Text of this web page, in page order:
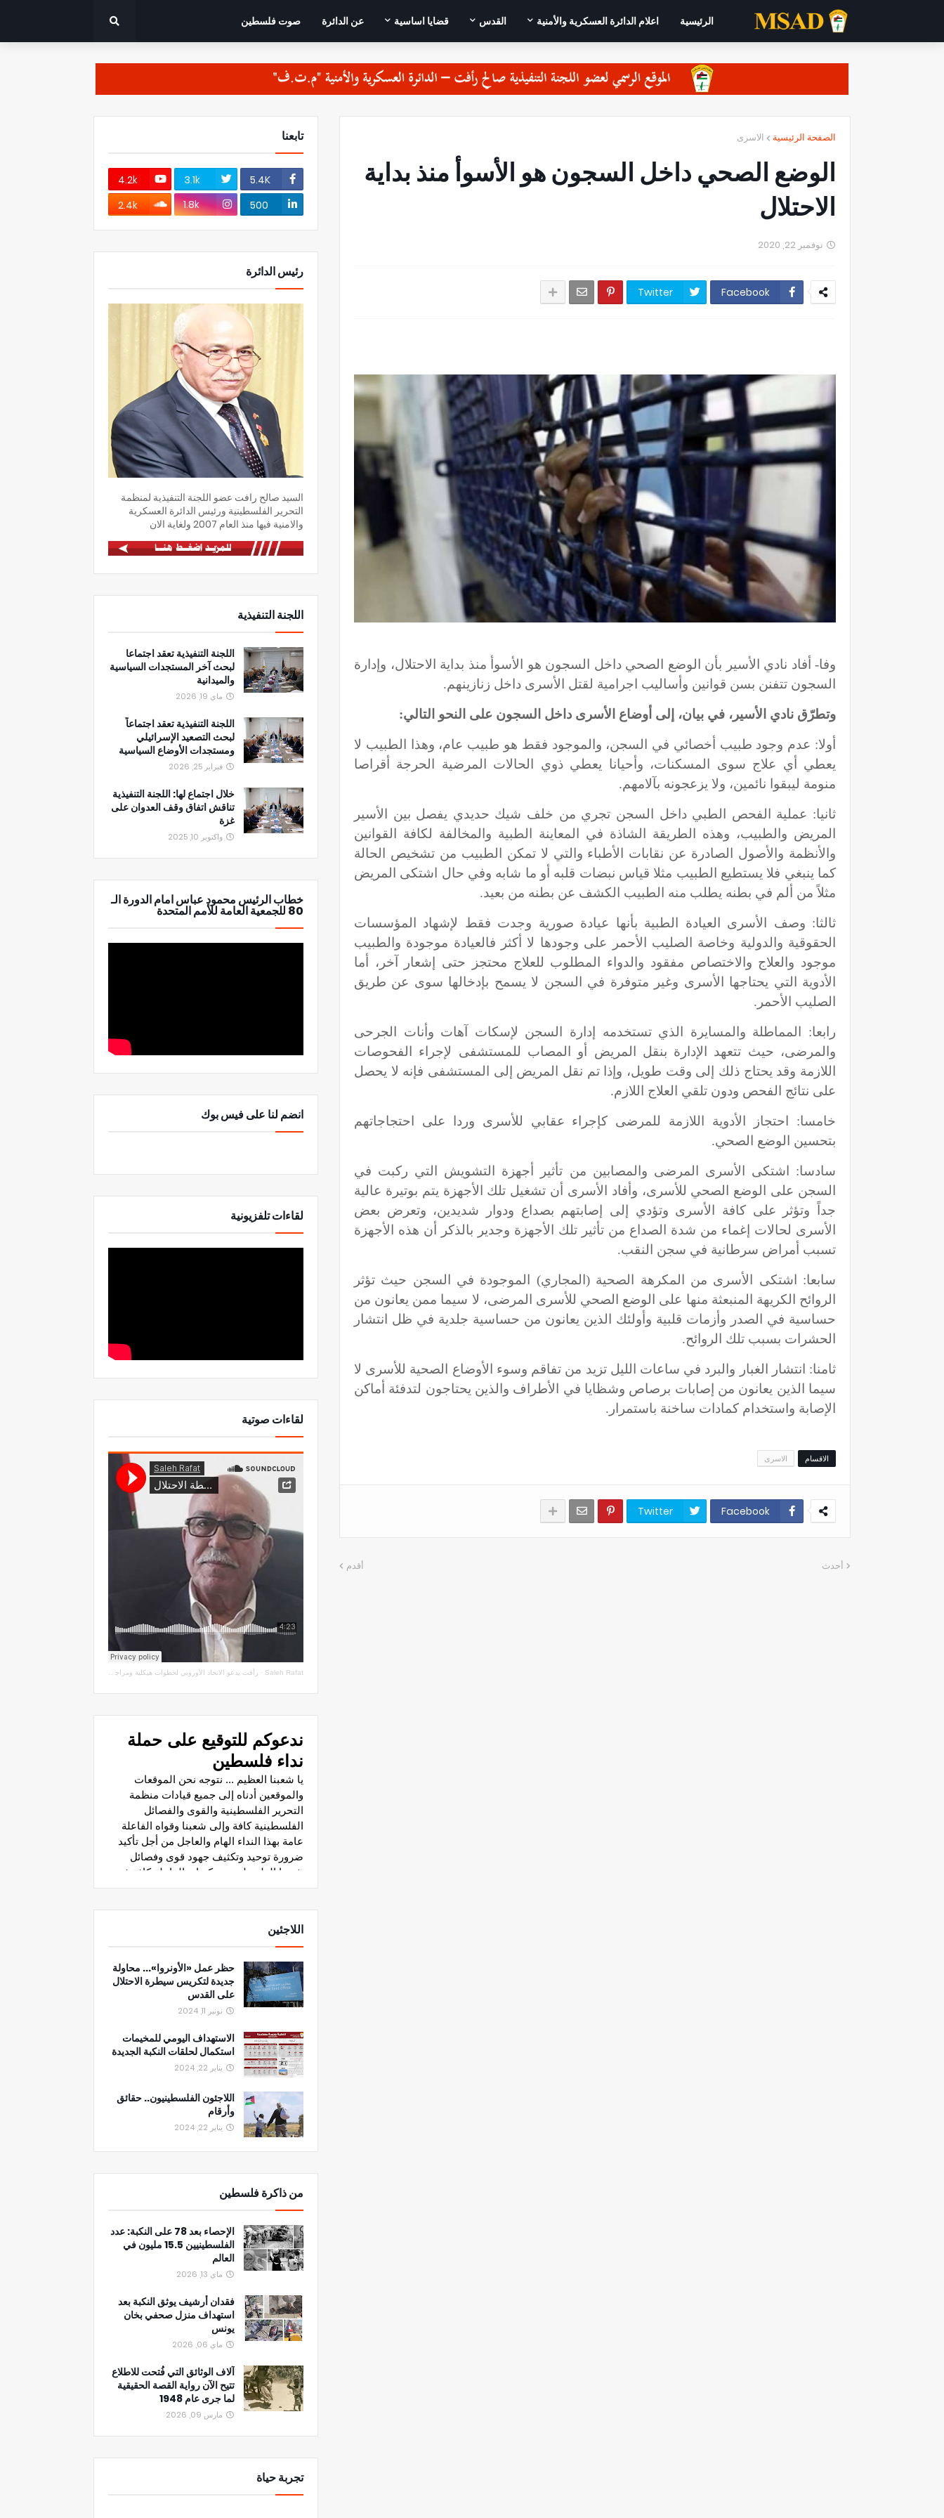
الرئيسية اعلام الدائرة العسكرية والأمنية القدس قضايا اساسية عن الدائرة صوت فلسطين
الصفحة الرئيسية الاسرى
الوضع الصحي داخل السجون هو الأسوأ منذ بداية
الاحتلال
نوفمبر 22, 2020
Facebook
Twitter
وفا- أفاد نادي الأسير بأن الوضع الصحي داخل السجون هو الأسوأ منذ بداية الاحتلال، وإدارة
السجون تتفنن بسن قوانين وأساليب اجرامية لقتل الأسرى داخل زنازينهم.
وتطرّق نادي الأسير، في بيان، إلى أوضاع الأسرى داخل السجون على النحو التالي:
أولا: عدم وجود طبيب أخصائي في السجن، والموجود فقط هو طبيب عام، وهذا الطبيب لا
يعطي أي علاج سوى المسكنات، وأحيانا يعطي ذوي الحالات المرضية الحرجة أقراصا
منومة ليبقوا نائمين، ولا يزعجونه بآلامهم.
ثانيا: عملية الفحص الطبي داخل السجن تجري من خلف شيك حديدي يفصل بين الأسير
المريض والطبيب، وهذه الطريقة الشاذة في المعاينة الطبية والمخالفة لكافة القوانين
والأنظمة والأصول الصادرة عن نقابات الأطباء والتي لا تمكن الطبيب من تشخيص الحالة
كما ينبغي فلا يستطيع الطبيب مثلا قياس نبضات قلبه أو ما شابه وفي حال اشتكى المريض
مثلاً من ألم في بطنه يطلب منه الطبيب الكشف عن بطنه من بعيد.
ثالثا: وصف الأسرى العيادة الطبية بأنها عيادة صورية وجدت فقط لإشهاد المؤسسات
الحقوقية والدولية وخاصة الصليب الأحمر على وجودها لا أكثر فالعيادة موجودة والطبيب
موجود والعلاج والاختصاص مفقود والدواء المطلوب للعلاج محتجز حتى إشعار آخر، أما
الأدوية التي يحتاجها الأسرى وغير متوفرة في السجن لا يسمح بإدخالها سوى عن طريق
الصليب الأحمر.
رابعا: المماطلة والمسايرة الذي تستخدمه إدارة السجن لإسكات آهات وأنات الجرحى
والمرضى، حيث تتعهد الإدارة بنقل المريض أو المصاب للمستشفى لإجراء الفحوصات
اللازمة وقد يحتاج ذلك إلى وقت طويل، وإذا تم نقل المريض إلى المستشفى فإنه لا يحصل
على نتائج الفحص ودون تلقي العلاج اللازم.
خامسا: احتجاز الأدوية اللازمة للمرضى كإجراء عقابي للأسرى وردا على احتجاجاتهم
بتحسين الوضع الصحي.
سادسا: اشتكى الأسرى المرضى والمصابين من تأثير أجهزة التشويش التي ركبت في
السجن على الوضع الصحي للأسرى، وأفاد الأسرى أن تشغيل تلك الأجهزة يتم بوتيرة عالية
جداً وتؤثر على كافة الأسرى وتؤدي إلى إصابتهم بصداع ودوار شديدين، وتعرض بعض
الأسرى لحالات إغماء من شدة الصداع من تأثير تلك الأجهزة وجدير بالذكر أن هذه الأجهزة
تسبب أمراض سرطانية في سجن النقب.
سابعا: اشتكى الأسرى من المكرهة الصحية (المجاري) الموجودة في السجن حيث تؤثر
الروائح الكريهة المنبعثة منها على الوضع الصحي للأسرى المرضى، لا سيما ممن يعانون من
حساسية في الصدر وأزمات قلبية وأولئك الذين يعانون من حساسية جلدية في ظل انتشار
الحشرات بسبب تلك الروائح.
ثامنا: انتشار الغبار والبرد في ساعات الليل تزيد من تفاقم وسوء الأوضاع الصحية للأسرى لا
سيما الذين يعانون من إصابات برصاص وشظايا في الأطراف والذين يحتاجون لتدفئة أماكن
الإصابة واستخدام كمادات ساخنة باستمرار.
الاقسام الاسرى
Facebook
Twitter
أحدث أقدم
تابعنا
5.4K
3.1k
4.2k
500
1.8k
2.4k
رئيس الدائرة
السيد صالح رافت عضو اللجنة التنفيذية لمنظمة
التحرير الفلسطينية ورئيس الدائرة العسكرية
والامنية فيها منذ العام 2007 ولغاية الان
اللجنة التنفيذية
اللجنة التنفيذية تعقد اجتماعا
لبحث آخر المستجدات السياسية
والميدانية
ماي 19, 2026
اللجنة التنفيذية تعقد اجتماعاً
لبحث التصعيد الإسرائيلي
ومستجدات الأوضاع السياسية
فبراير 25, 2026
خلال اجتماع لها: اللجنة التنفيذية
تناقش اتفاق وقف العدوان على
غزة
واكتوبر 10, 2025
خطاب الرئيس محمود عباس امام الدورة الـ
80 للجمعية العامة للأمم المتحدة
انضم لنا على فيس بوك
لقاءات تلفزيونية
لقاءات صوتية
Saleh Rafat
· رأفت يدعو الاتحاد الأوروبي لخطوات هيكلية ومراجعة اتفاقيات الشراكة مع سلطة الاحتلال
اللاجئين
حظر عمل «الأونروا»... محاولة
جديدة لتكريس سيطرة الاحتلال
على القدس
نونبر 11, 2024
الاستهداف اليومي للمخيمات
استكمال لحلقات النكبة الجديدة
يناير 22, 2024
اللاجئون الفلسطينيون.. حقائق
وأرقام
يناير 22, 2024
من ذاكرة فلسطين
الإحصاء بعد 78 على النكبة: عدد
الفلسطينيين 15.5 مليون في
العالم
ماي 13, 2026
فقدان أرشيف يوثق النكبة بعد
استهداف منزل صحفي بخان
يونس
ماي 06, 2026
آلاف الوثائق التي فُتحت للاطلاع
تتيح الآن رواية القصة الحقيقية
لما جرى عام 1948
مارس 09, 2026
تجربة حياة